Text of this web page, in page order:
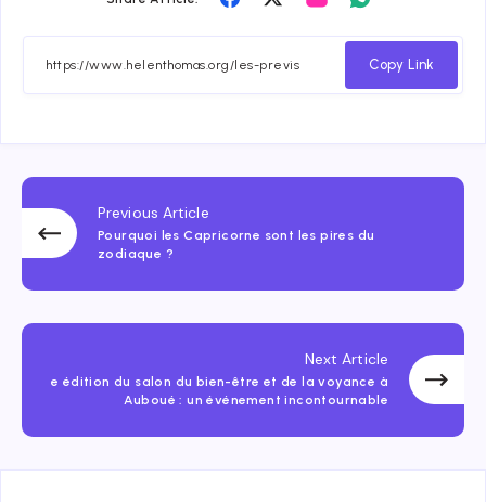
FacebookTwitter
Whatsapp
Copy Link
Previous Article
Pourquoi les Capricorne sont les pires du
zodiaque ?
Next Article
e édition du salon du bien-être et de la voyance à
Auboué : un événement incontournable